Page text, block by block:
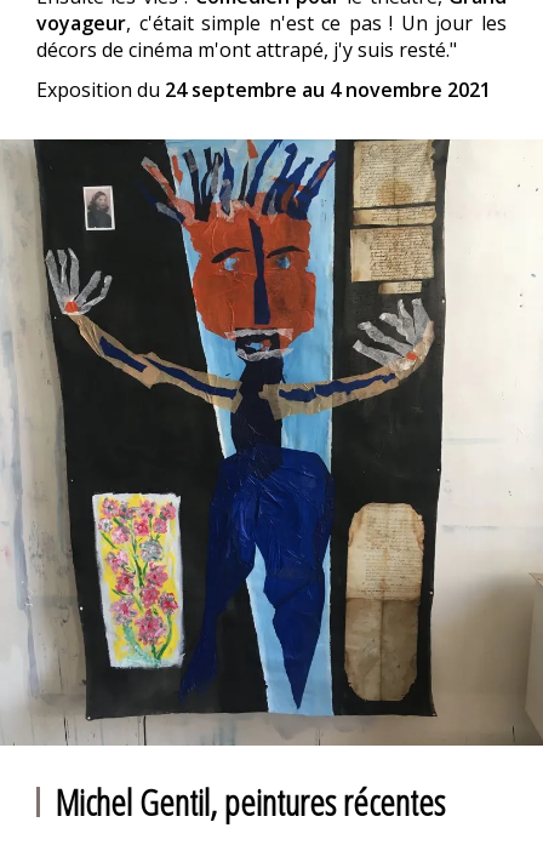
voyageur, c'était simple n'est ce pas ! Un jour les
décors de cinéma m'ont attrapé, j'y suis resté."
Exposition du 24 septembre au 4 novembre 2021
Michel Gentil, peintures récentes